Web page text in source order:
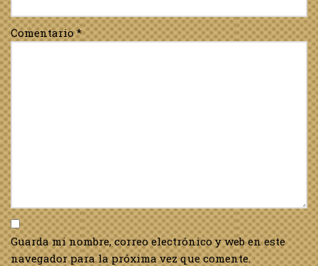
Comentario*
Guarda mi nombre, correo electrónico y web en este
navegador para la próxima vez que comente.